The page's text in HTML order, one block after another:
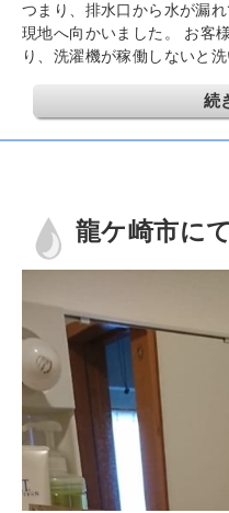
つまり、排水口から水が漏
現地へ向かいました。 お客
り、洗濯機が稼働しないと
続
龍ケ崎市に